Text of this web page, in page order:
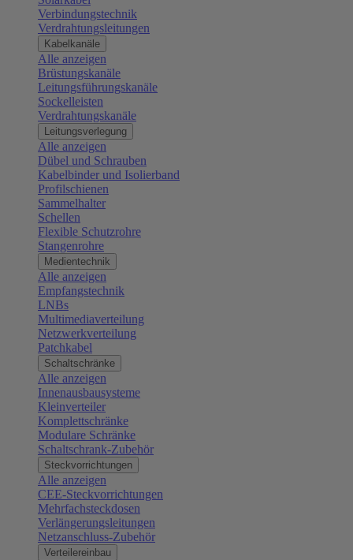
Verbindungstechnik
Verdrahtungsleitungen
Kabelkanäle
Alle anzeigen
Brüstungskanäle
Leitungsführungskanäle
Sockelleisten
Verdrahtungskanäle
Leitungsverlegung
Alle anzeigen
Dübel und Schrauben
Kabelbinder und Isolierband
Profilschienen
Sammelhalter
Schellen
Flexible Schutzrohre
Stangenrohre
Medientechnik
Alle anzeigen
Empfangstechnik
LNBs
Multimediaverteilung
Netzwerkverteilung
Patchkabel
Schaltschränke
Alle anzeigen
Innenausbausysteme
Kleinverteiler
Komplettschränke
Modulare Schränke
Schaltschrank-Zubehör
Steckvorrichtungen
Alle anzeigen
CEE-Steckvorrichtungen
Mehrfachsteckdosen
Verlängerungsleitungen
Netzanschluss-Zubehör
Verteilereinbau